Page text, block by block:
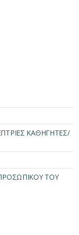
ΚΑΘΗΓΗΤΕΣ/
ΤΟΥ